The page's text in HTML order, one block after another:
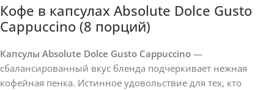
Кофе в капсулах Absolute Dolce Gusto
Cappuccino (8 порций)
Капсулы Absolute Dolce Gusto Cappuccino —
сбалансированный вкус бленда подчеркивает нежная
кофейная пенка. Истинное удовольствие для тех, кто